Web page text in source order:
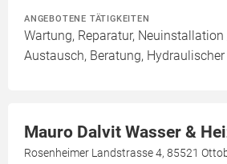
ANGEBOTENE TÄTIGKEITEN
Wartung, Reparatur,
Austausch, Beratung,
Mauro Dalvit Wasser &
Rosenheimer Landstrasse 4, 85521